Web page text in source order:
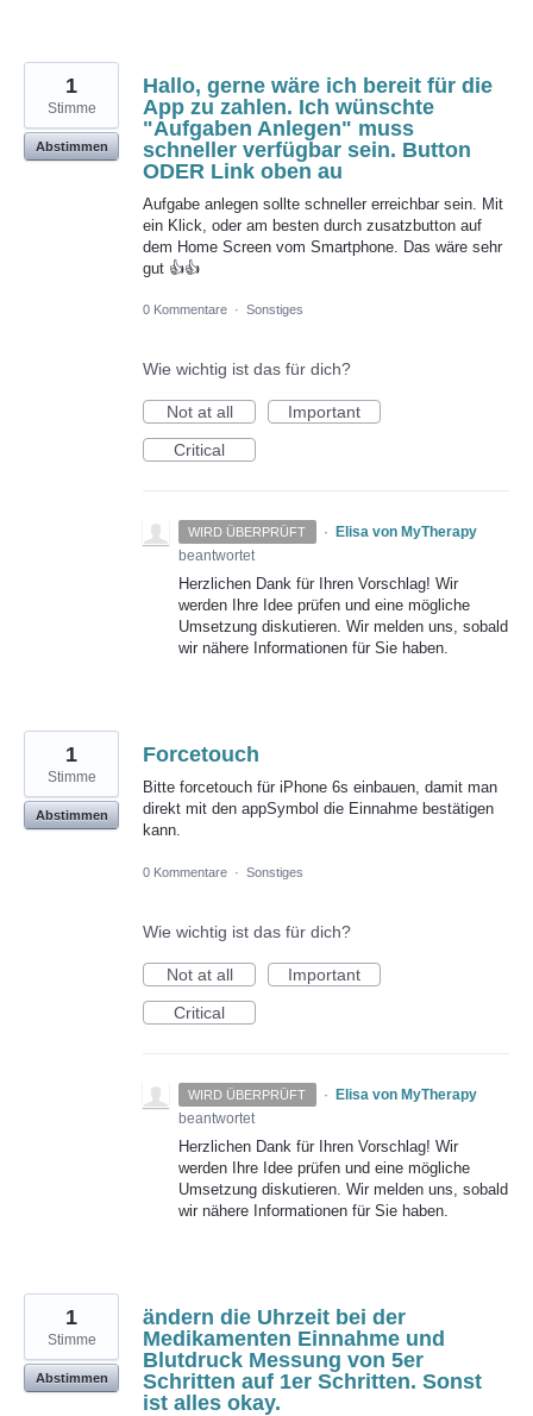
Hallo, gerne wäre ich bereit für die
App zu zahlen. Ich wünschte
"Aufgaben Anlegen" muss
schneller verfügbar sein. Button
ODER Link oben au
Aufgabe anlegen sollte schneller erreichbar sein. Mit
ein Klick, oder am besten durch zusatzbutton auf
dem Home Screen vom Smartphone. Das wäre sehr
gut 👍👍
1
Stimme
Abstimmen
0 Kommentare · Sonstiges
Wie wichtig ist das für dich?
Not at all
Important
Critical
WIRD ÜBERPRÜFT ·
Elisa von MyTherapy
beantwortet
Herzlichen Dank für Ihren Vorschlag! Wir
werden Ihre Idee prüfen und eine mögliche
Umsetzung diskutieren. Wir melden uns, sobald
wir nähere Informationen für Sie haben.
Forcetouch
Bitte forcetouch für iPhone 6s einbauen, damit man
direkt mit den appSymbol die Einnahme bestätigen
kann.
1
Stimme
Abstimmen
0 Kommentare · Sonstiges
Wie wichtig ist das für dich?
Not at all
Important
Critical
WIRD ÜBERPRÜFT · Elisa von MyTherapy
beantwortet
Herzlichen Dank für Ihren Vorschlag! Wir
werden Ihre Idee prüfen und eine mögliche
Umsetzung diskutieren. Wir melden uns, sobald
wir nähere Informationen für Sie haben.
ändern die Uhrzeit bei der
Medikamenten Einnahme und
Blutdruck Messung von 5er
Schritten auf 1er Schritten. Sonst
ist alles okay.
1
Stimme
Abstimmen